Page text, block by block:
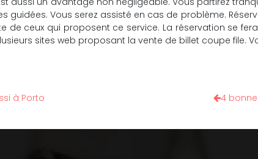
guidées. Vous serez assisté en cas de problème.
de ceux qui proposent ce service. La réservation se
sites web proposant la vente de billet coupe file.
à Porto 4